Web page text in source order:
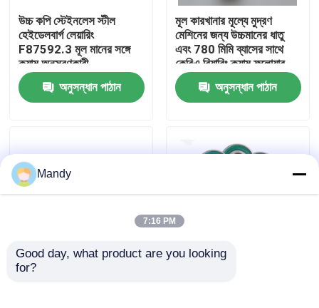
কারখানা পরিদর্শন
গুণমান নিয়ন্ত্রণ
খবর
ব্লগ
উচ্চ কপি স্টেইনলেস স্টীল
হেইডেলবার্গ লেয়ারিং
F87592.3 মূল মানের সঙ্গে
ক্যাম অনুসরণকারী
অনুসন্ধান পাঠান
মূল কারখানার মূল্যে মুদ্রণ
মেশিনের জন্য উচ্চমানের ধাতু
এবং 780 মিমি ব্যাসের সাথে
কেবিএ বিয়ারিং ক্যাম ফলোয়ার
অনুসন্ধান পাঠান
CD102 CX102 XL105
Mandy
7:16 PM
Good day, what product are you looking
for?